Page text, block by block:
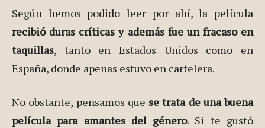
Según hemos podido leer por ahí, la película
recibió duras críticas y además fue un fracaso en
taquillas, tanto en Estados Unidos como en
España, donde apenas estuvo en cartelera.
No obstante, pensamos que se trata de una buena
película para amantes del género. Si te gustó